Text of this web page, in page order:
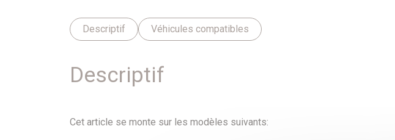
Descriptif Véhicules compatibles
Descriptif
Cet article se monte sur les modèles suivants: